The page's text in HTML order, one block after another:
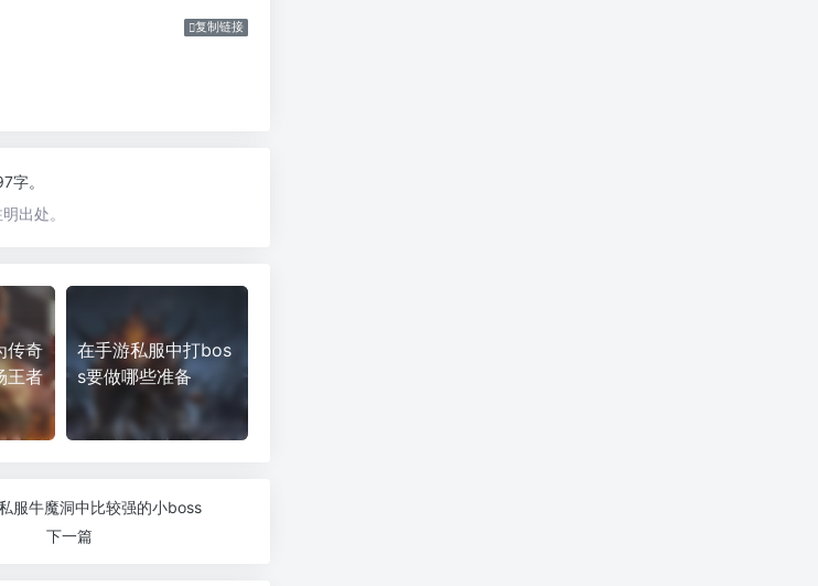
复制链接
字。
出处。
传奇
王者
在手游私服中打bos
s要做哪些准备
服牛魔洞中比较强的小boss
下一篇